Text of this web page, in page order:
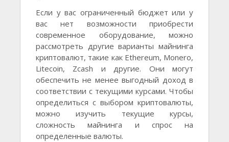
Если у вас ограниченный бюджет или у
вас нет возможности приобрести
современное оборудование, можно
рассмотреть другие варианты майнинга
криптовалют, такие как Ethereum, Monero,
Litecoin, Zcash и другие. Они могут
обеспечить не менее выгодный доход в
соответствии с текущими курсами. Чтобы
определиться с выбором криптовалюты,
можно изучить текущие курсы,
сложность майнинга и спрос на
определенные валюты.